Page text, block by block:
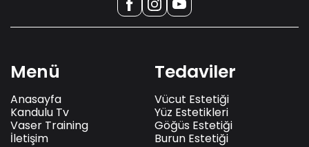
Menü
Anasayfa
Kandulu Tv
Vaser Training
İletişim
Tedaviler
Vücut Estetiği
Yüz Estetikleri
Göğüs Estetiği
Burun Estetiği